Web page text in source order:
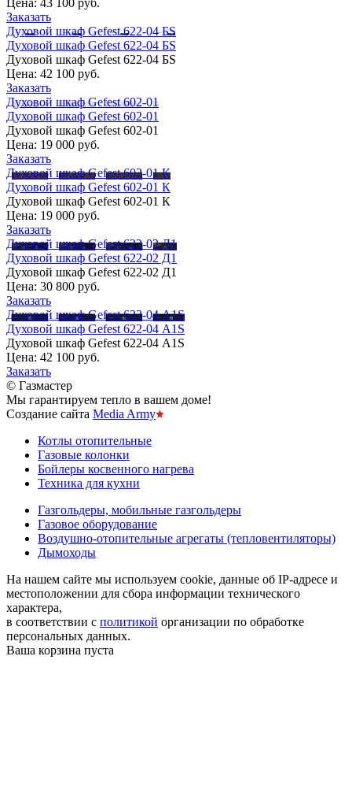
Заказать
Духовой шкаф Gefest 622-04 БS
Духовой шкаф Gefest 622-04 БS
Духовой шкаф Gefest 622-04 БS
Цена: 42 100 руб.
Заказать
Духовой шкаф Gefest 602-01
Духовой шкаф Gefest 602-01
Духовой шкаф Gefest 602-01
Цена: 19 000 руб.
Заказать
Духовой шкаф Gefest 602-01 К
Духовой шкаф Gefest 602-01 К
Духовой шкаф Gefest 602-01 К
Цена: 19 000 руб.
Заказать
Духовой шкаф Gefest 622-02 Д1
Духовой шкаф Gefest 622-02 Д1
Духовой шкаф Gefest 622-02 Д1
Цена: 30 800 руб.
Заказать
Духовой шкаф Gefest 622-04 А1S
Духовой шкаф Gefest 622-04 А1S
Духовой шкаф Gefest 622-04 А1S
Цена: 42 100 руб.
Заказать
© Газмастер
Мы гарантируем тепло в вашем доме!
Создание сайта Media Army
Котлы отопительные
Газовые колонки
Бойлеры косвенного нагрева
Техника для кухни
Газгольдеры, мобильные газгольдеры
Газовое оборудование
Воздушно-отопительные агрегаты (тепловентиляторы)
Дымоходы
На нашем сайте мы используем cookie, данные об IP-адресе и
местоположении для сбора информации технического
характера,
в соответствии с политикой организации по обработке
персональных данных.
Ваша корзина пуста